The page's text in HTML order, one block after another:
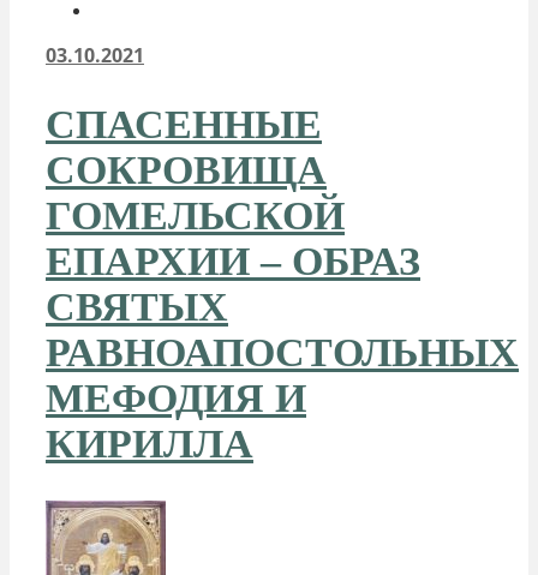
03.10.2021
СПАСЕННЫЕ
СОКРОВИЩА
ГОМЕЛЬСКОЙ
ЕПАРХИИ – ОБРАЗ
СВЯТЫХ
РАВНОАПОСТОЛЬНЫХ
МЕФОДИЯ И
КИРИЛЛА